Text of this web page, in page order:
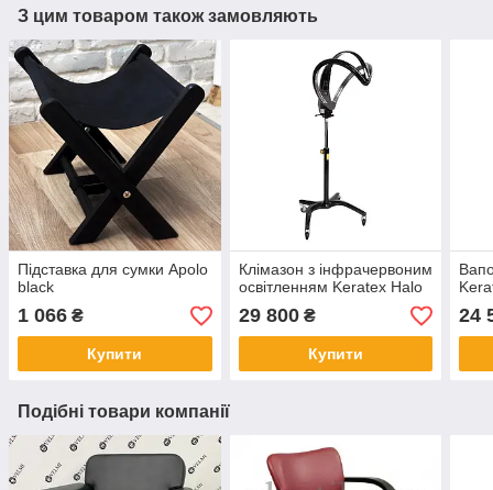
З цим товаром також замовляють
Підставка для сумки Apolo
black
1 066 ₴
Купити
Клімазон з інфрачервоним
освітленням Keratex Halo
29 800₴
Купити
24
Подібні товари компанії